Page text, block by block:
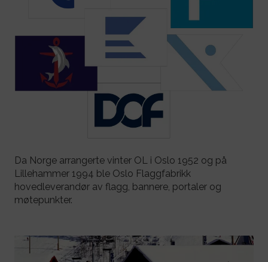
Da Norge arrangerte vinter OL i Oslo 1952 og på
Lillehammer 1994 ble Oslo Flaggfabrikk
hovedleverandør av flagg, bannere, portaler og
møtepunkter.